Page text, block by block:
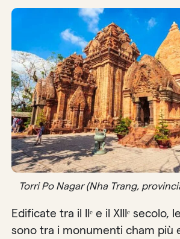
Torri Po Nagar (Nha Trang,
Edificate tra il IIᵉ e il XIIIᵉ secolo,
sono tra i monumenti cham più